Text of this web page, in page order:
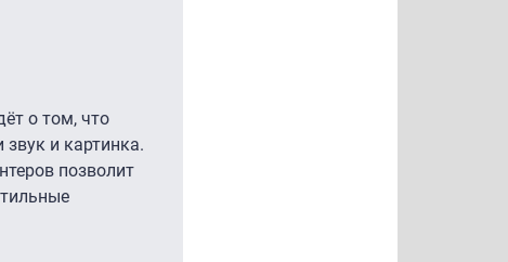
о том, что
звук и картинка.
позволит